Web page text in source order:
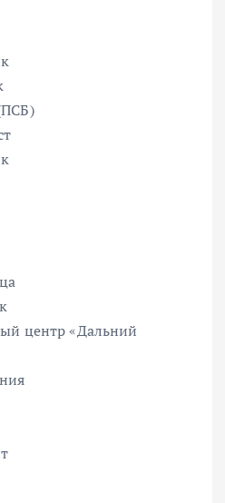
центр «Дальний